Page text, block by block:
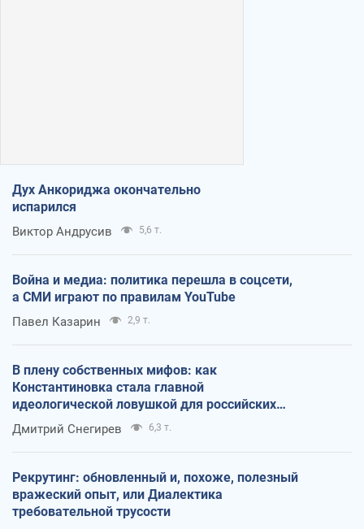
Дух Анкориджа окончательно
испарился
Виктор Андрусив 5,6 т.
Война и медиа: политика перешла в соцсети,
а СМИ играют по правилам YouTube
Павел Казарин 2,9 т.
В плену собственных мифов: как
Константиновка стала главной
идеологической ловушкой для российских
оккупантов
Дмитрий Снегирев 6,3 т.
Рекрутинг: обновленный и, похоже, полезный
вражеский опыт, или Диалектика
требовательной трусости